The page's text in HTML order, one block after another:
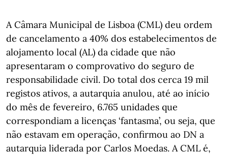
A Câmara Municipal de Lisboa (CML) deu ordem
de cancelamento a 40% dos estabelecimentos de
alojamento local (AL) da cidade que não
apresentaram o comprovativo do seguro de
responsabilidade civil. Do total dos cerca 19 mil
registos ativos, a autarquia anulou, até ao início
do mês de fevereiro, 6.765 unidades que
correspondiam a licenças ‘fantasma’, ou seja, que
não estavam em operação, confirmou ao DN a
autarquia liderada por Carlos Moedas. A CML é,